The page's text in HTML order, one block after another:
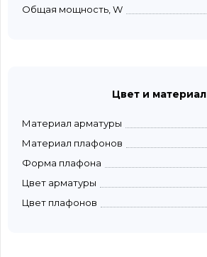
Общая мощность, W
Цвет и материал
Материал арматуры
Материал плафонов
Форма плафона
Цвет арматуры
Цвет плафонов